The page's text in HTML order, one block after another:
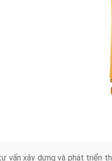
vấn xây dựng và phát triển